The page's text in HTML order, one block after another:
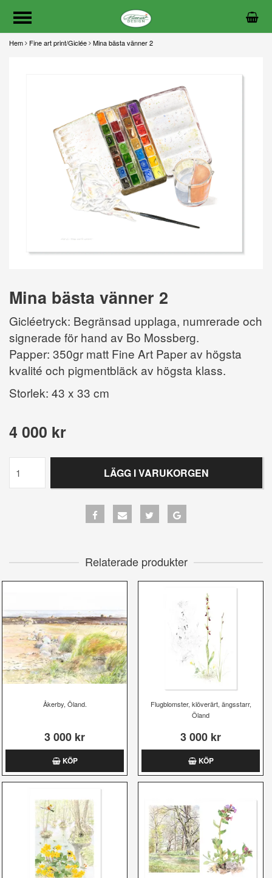
Hem Fine art print/Giclée Mina bästa vänner 2
Mina bästa vänner 2
Gicléetryck: Begränsad upplaga, numrerade och
signerade för hand av Bo Mossberg.
Papper: 350gr matt Fine Art Paper av högsta
kvalité och pigmentbläck av högsta klass.
Storlek: 43 x 33 cm
4 000 kr
LÄGG I VARUKORGEN
Relaterade produkter
Åkerby, Öland.
3 000 kr
KÖP
Flugblomster, klöverärt, ängsstarr,
Öland
3 000 kr
KÖP